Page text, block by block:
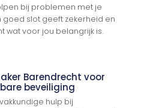
bij problemen met je
goed slot geeft zekerheid en
wat voor jou belangrijk is.
Barendrecht voor
beveiliging
hulp bij